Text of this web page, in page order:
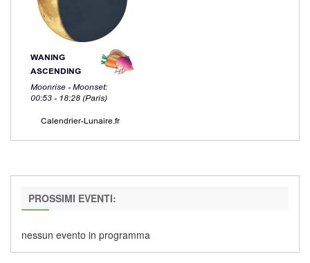
PROSSIMI EVENTI:
nessun evento in programma